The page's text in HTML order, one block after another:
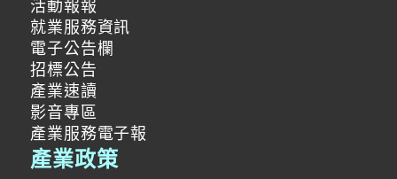
活動報報
就業服務資訊
電子公告欄
招標公告
產業速讀
影音專區
產業服務電子報
產業政策